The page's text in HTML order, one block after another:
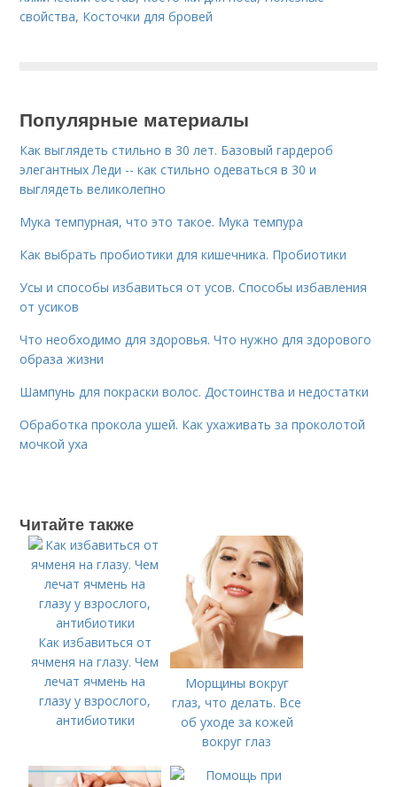
свойства, Косточки для бровей
Популярные материалы
Как выглядеть стильно в 30 лет. Базовый гардероб
элегантных Леди -- как стильно одеваться в 30 и
выглядеть великолепно
Мука темпурная, что это такое. Мука темпура
Как выбрать пробиотики для кишечника. Пробиотики
Усы и способы избавиться от усов. Способы избавления
от усиков
Что необходимо для здоровья. Что нужно для здорового
образа жизни
Шампунь для покраски волос. Достоинства и недостатки
Обработка прокола ушей. Как ухаживать за проколотой
мочкой уха
Читайте также
Как избавиться от
ячменя на глазу. Чем
лечат ячмень на
глазу у взрослого,
антибиотики
Морщины вокруг
глаз, что делать. Все
об уходе за кожей
вокруг глаз